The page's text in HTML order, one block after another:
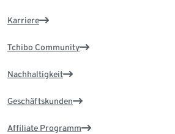
Karriere
Tchibo Community
Nachhaltigkeit
Geschäftskunden
Affiliate Programm